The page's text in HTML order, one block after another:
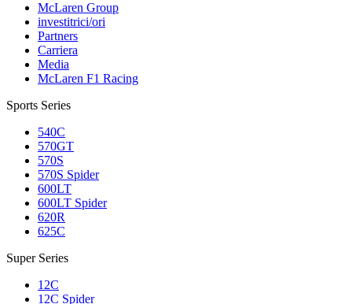
McLaren Group
investitrici/ori
Partners
Carriera
Media
McLaren F1 Racing
Sports Series
540C
570GT
570S
570S Spider
600LT
600LT Spider
620R
625C
Super Series
12C
12C Spider